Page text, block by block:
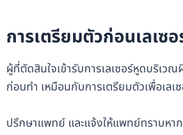
การเตรียมตัวก่อนเลเซ
ผู้ที่ตัดสินใจเข้ารับการเลเซอร์หูดบริเว
ก่อนทำ เหมือนกับการเตรียมตัวเพื่อเล
ปรึกษาแพทย์ และแจ้งให้แพทย์ทราบหา